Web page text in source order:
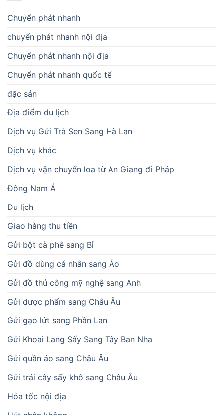
Chuyển phát nhanh
chuyển phát nhanh nội địa
Chuyển phát nhanh nội địa
Chuyển phát nhanh quốc tế
đặc sản
Địa điểm du lịch
Dịch vụ Gửi Trà Sen Sang Hà Lan
Dịch vụ khác
Dịch vụ vận chuyển loa từ An Giang đi Pháp
Đông Nam Á
Du lịch
Giao hàng thu tiền
Gửi bột cà phê sang Bỉ
Gửi đồ dùng cá nhân sang Áo
Gửi đồ thủ công mỹ nghệ sang Anh
Gửi dược phẩm sang Châu Âu
Gửi gạo lứt sang Phần Lan
Gửi Khoai Lang Sấy Sang Tây Ban Nha
Gửi quần áo sang Châu Âu
Gửi trái cây sấy khô sang Châu Âu
Hỏa tốc nội địa